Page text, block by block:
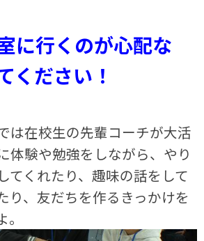
に行くのが心配な
ください！
は在校生の先輩コーチが大活
体験や勉強をしながら、やり
てくれたり、趣味の話をして
り、友だちを作るきっかけを